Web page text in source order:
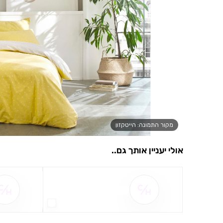
מקור התמונה: הייטקזון
אולי יעניין אותך גם..